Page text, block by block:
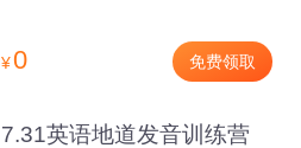
¥0 免费领取
7.31英语地道发音训练营